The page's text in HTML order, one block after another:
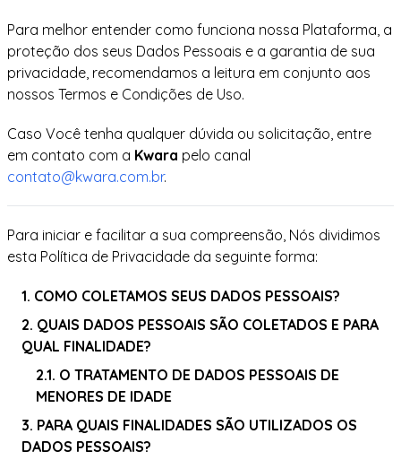
Para melhor entender como funciona nossa Plataforma, a
proteção dos seus Dados Pessoais e a garantia de sua
privacidade, recomendamos a leitura em conjunto aos
nossos Termos e Condições de Uso.
Caso Você tenha qualquer dúvida ou solicitação, entre
em contato com a Kwara pelo canal
contato@kwara.com.br.
Para iniciar e facilitar a sua compreensão, Nós dividimos
esta Política de Privacidade da seguinte forma:
1. COMO COLETAMOS SEUS DADOS PESSOAIS?
2. QUAIS DADOS PESSOAIS SÃO COLETADOS E PARA
QUAL FINALIDADE?
2.1. O TRATAMENTO DE DADOS PESSOAIS DE
MENORES DE IDADE
3. PARA QUAIS FINALIDADES SÃO UTILIZADOS OS
DADOS PESSOAIS?